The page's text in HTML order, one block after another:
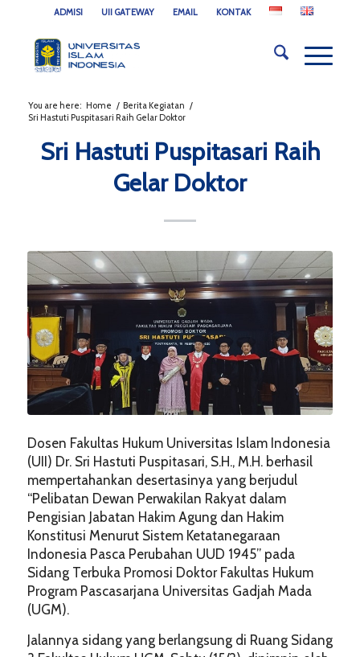
ADMISI UII GATEWAY EMAIL KONTAK
You are here: Home / Berita Kegiatan /
Sri Hastuti Puspitasari Raih Gelar Doktor
Sri Hastuti Puspitasari Raih
Gelar Doktor
Dosen Fakultas Hukum Universitas Islam Indonesia
(UII) Dr. Sri Hastuti Puspitasari, S.H., M.H. berhasil
mempertahankan desertasinya yang berjudul
“Pelibatan Dewan Perwakilan Rakyat dalam
Pengisian Jabatan Hakim Agung dan Hakim
Konstitusi Menurut Sistem Ketatanegaraan
Indonesia Pasca Perubahan UUD 1945” pada
Sidang Terbuka Promosi Doktor Fakultas Hukum
Program Pascasarjana Universitas Gadjah Mada
(UGM).
Jalannya sidang yang berlangsung di Ruang Sidang